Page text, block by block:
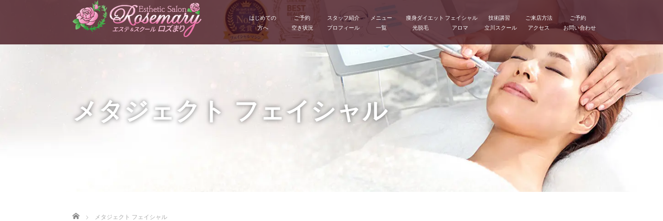
はじめての
方へ
ご予約
空き状況
スタッフ紹介
プロフィール
メニュー
一覧
痩身ダイエット
光脱毛
フェイシャル
アロマ
技術講習
立川スクール
ご来店方法
アクセス
ご予約
お問い合わせ
メタジェクト フェイシャル
Home メタジェクト フェイシャル